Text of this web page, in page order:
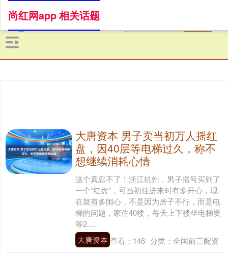
尚红网app 相关话题
大唐资本 男子卖当初万人摇红
盘，因40层等电梯过久，称不
想继续消耗心情
这个真忍不了！浙江杭州，男子摇号买到了
一个“红盘”，可当初住进来时有多开心，现
在就有多闹心，不是因为房子不行，而是电
梯的问题，家住40楼，每天上下楼坐电梯要
等2....
大唐资本 查看： 146 分类： 全国前三配资